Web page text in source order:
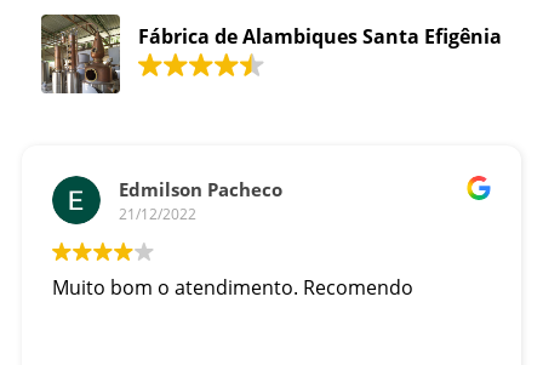
Fábrica de Alambiques Santa Efigênia
Edmilson Pacheco
21/12/2022
Muito bom o atendimento. Recomendo